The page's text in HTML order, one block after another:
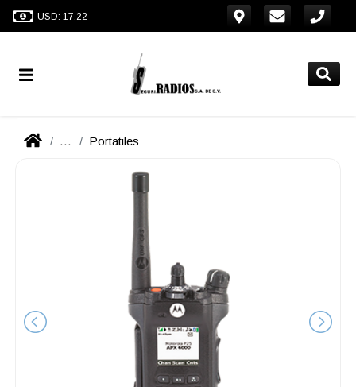
USD: 17.22
... Portatiles